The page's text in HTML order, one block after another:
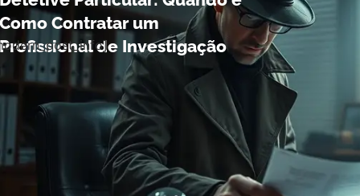
Como Contratar um
Profissional de Investigação